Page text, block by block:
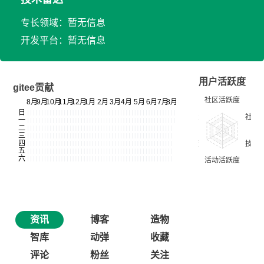
专长领域：暂无信息
开发平台：暂无信息
gitee贡献
用户活跃度
资讯 博客
造物
智库
动弹
收藏
评论
粉丝 关注